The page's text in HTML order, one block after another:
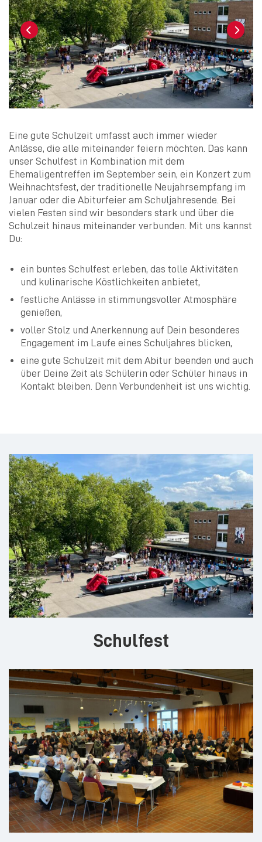
Eine gute Schulzeit umfasst auch immer wieder
Anlässe, die alle miteinander feiern möchten. Das kann
unser Schulfest in Kombination mit dem
Ehemaligentreffen im September sein, ein Konzert zum
Weihnachtsfest, der traditionelle Neujahrsempfang im
Januar oder die Abiturfeier am Schuljahresende. Bei
vielen Festen sind wir besonders stark und über die
Schulzeit hinaus miteinander verbunden. Mit uns kannst
Du:
ein buntes Schulfest erleben, das tolle Aktivitäten
und kulinarische Köstlichkeiten anbietet,
festliche Anlässe in stimmungsvoller Atmosphäre
genießen,
voller Stolz und Anerkennung auf Dein besonderes
Engagement im Laufe eines Schuljahres blicken,
eine gute Schulzeit mit dem Abitur beenden und auch
über Deine Zeit als Schülerin oder Schüler hinaus in
Kontakt bleiben. Denn Verbundenheit ist uns wichtig.
Schulfest